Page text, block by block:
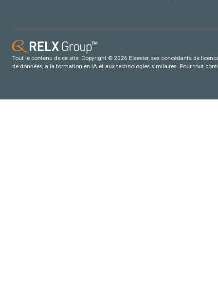
Tout le contenu de ce site: Copyright © 2026 Elsevier, ses concédants de
de données, a la formation en IA et aux technologies similaires. Pour tout